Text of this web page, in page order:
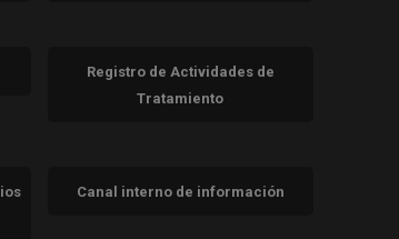
Registro de Actividades de
Tratamiento
Canal interno de información